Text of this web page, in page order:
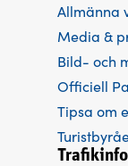
Allmänna
Media &
Bild- och
Officiell
Tipsa om